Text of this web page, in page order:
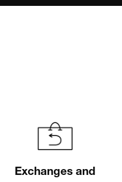
Exchanges and